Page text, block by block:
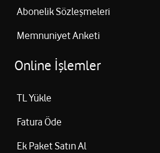
Abonelik Sözleşmeleri
Memnuniyet Anketi
Online İşlemler
TL Yükle
Fatura Öde
Ek Paket Satın Al